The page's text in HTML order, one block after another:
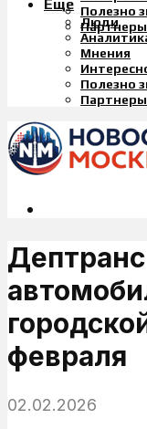
Полезно
Партнеры
Еще
Люди
Мнения
Полезно
Партнеры
февраля
02.02.2026